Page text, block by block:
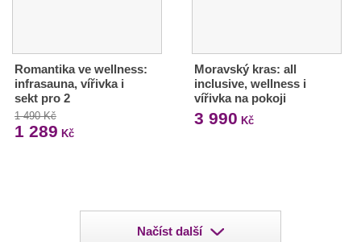
Romantika ve wellness:
infrasauna, vířivka i
sekt pro 2
1 490 Kč
1 289 Kč
Moravský kras: all
inclusive, wellness i
vířivka na pokoji
3 990 Kč
Načíst další